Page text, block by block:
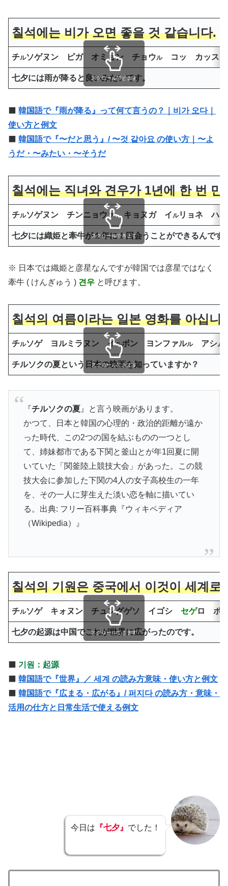
칠석에는 비가 오면 좋을 것 같습니다.
チルソゲヌン ピガ オミョン チョウルコッ カッスム
七夕には雨が降ると良いみたいです。
スクロールできます
韓国語で『雨が降る』って何て言うの？｜비가 오다｜
使い方と例文
韓国語で『〜だと思う』/ 〜것 같아요 の使い方｜〜よ
うだ・〜みたい・〜そうだ
칠석에는직녀와견우가 1년에 한 번 만
チルソゲヌンチンニョ ウァ キョヌ ガ イ ルリョネ ハ
七夕には織姫と牽牛が１年に１回会うことができるんです
スクロールできます
※ 日本では織姫と彦星なんですが韓国では彦星ではなく
牽牛 ( けんぎゅう ) 견우 と呼びます。
칠석의 여름이라는 일본 영화를 아십니
チルソゲ ヨルミラヌン イルボン ヨンファルルアシム
チルソクの夏という日本の映画を知っていますか？
スクロールできます
『チルソクの夏』と言う映画があります。
かつて、日本と韓国の心理的・政治的距離が遠か
った時代、この2つの国を結ぶものの一つとし
て、姉妹都市である下関と釜山とが年1回夏に開
いていた「関釜陸上競技大会」があった。この競
技大会に参加した下関の4人の女子高校生の一年
を、その一人に芽生えた淡い恋を軸に描いてい
る。出典: フリー百科事典『ウィキペディア
（Wikipedia）』
칠석의기원은 중국에서 이것이세계로
チルソゲ キォヌン チュングゲソ イゴシ セゲロ ポ
七夕の起源は中国でこれが世界に広がったのです。
スクロールできます
기원：起源
韓国語で『世界』／ 세계 の読み方意味・使い方と例文
韓国語で『広まる・広がる』/ 퍼지다 の読み方・意味・
活用の仕方と日常生活で使える例文
今日は 『七夕』 でした！